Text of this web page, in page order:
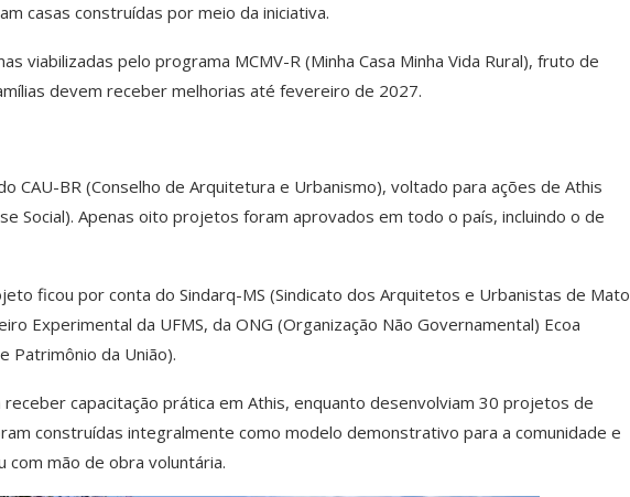
casas construídas por meio da iniciativa.
viabilizadas pelo programa MCMV-R (Minha Casa Minha Vida Rural), fruto de
devem receber melhorias até fevereiro de 2027.
CAU-BR (Conselho de Arquitetura e Urbanismo), voltado para ações de Athis
Social). Apenas oito projetos foram aprovados em todo o país, incluindo o de
ficou por conta do Sindarq-MS (Sindicato dos Arquitetos e Urbanistas de Mato
Experimental da UFMS, da ONG (Organização Não Governamental) Ecoa
Patrimônio da União).
capacitação prática em Athis, enquanto desenvolviam 30 projetos de
construídas integralmente como modelo demonstrativo para a comunidade e
mão de obra voluntária.